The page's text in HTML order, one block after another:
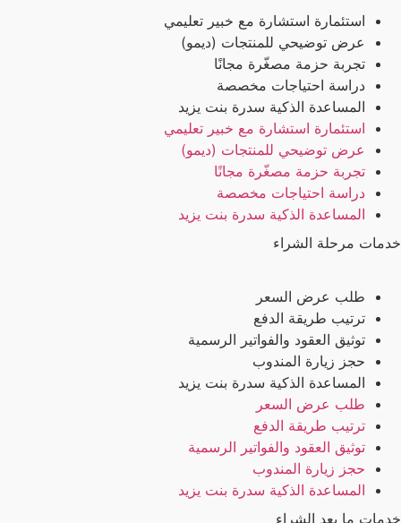
استئمارة استشارة مع خبير تعليمي
عرض توضيحي للمنتجات (ديمو)
تجربة حزمة مصغّرة مجانًا
دراسة احتياجات مخصصة
المساعدة الذكية سدرة بنت يزيد
استئمارة استشارة مع خبير تعليمي
عرض توضيحي للمنتجات (ديمو)
تجربة حزمة مصغّرة مجانًا
دراسة احتياجات مخصصة
المساعدة الذكية سدرة بنت يزيد
خدمات مرحلة الشراء
طلب عرض السعر
ترتيب طريقة الدفع
توثيق العقود والفواتير الرسمية
حجز زيارة المندوب
المساعدة الذكية سدرة بنت يزيد
طلب عرض السعر
ترتيب طريقة الدفع
توثيق العقود والفواتير الرسمية
حجز زيارة المندوب
المساعدة الذكية سدرة بنت يزيد
خدمات ما بعد الشراء